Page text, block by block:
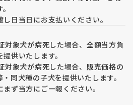
日当日にお支払いください。
対象犬が病死した場合、全額当方負
供いたします。
対象犬が病死した場合、販売価格の
同犬種の子犬を提供いたします。
ず当方にご一報ください。